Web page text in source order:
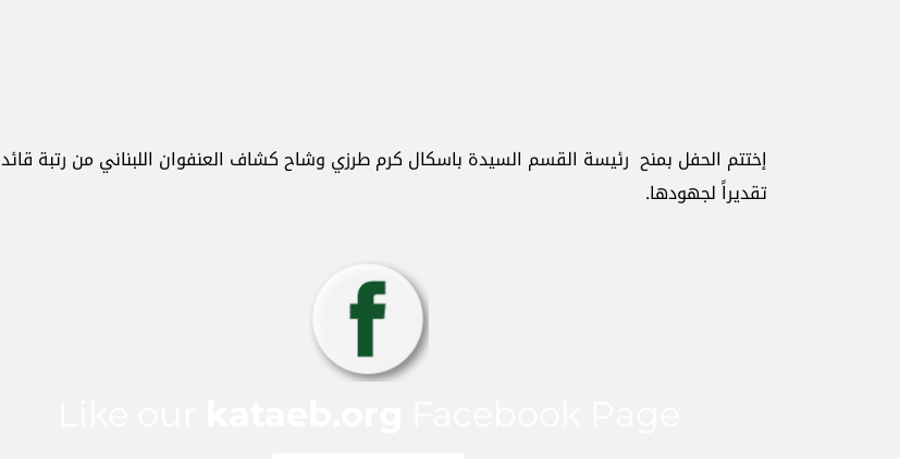
إختتم الحفل بمنح رئيسة القسم السيدة باسكال كرم طرزي وشاح كشاف العنفوان اللبناني من رتبة قائد
تقديراً لجهودها.